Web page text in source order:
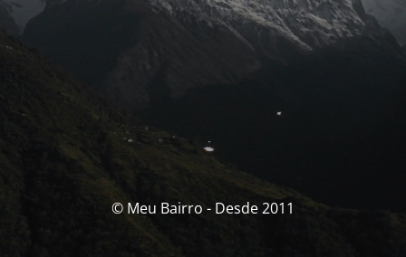
© Meu Bairro - Desde 2011